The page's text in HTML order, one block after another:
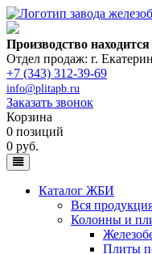
Производство
Отдел продаж: г.
+7 (343) 312-39-69
info@plitapb.ru
Заказать звонок
Корзина
0 позиций
0 руб.
Каталог ЖБИ
Вся
Колонны и
Плиты